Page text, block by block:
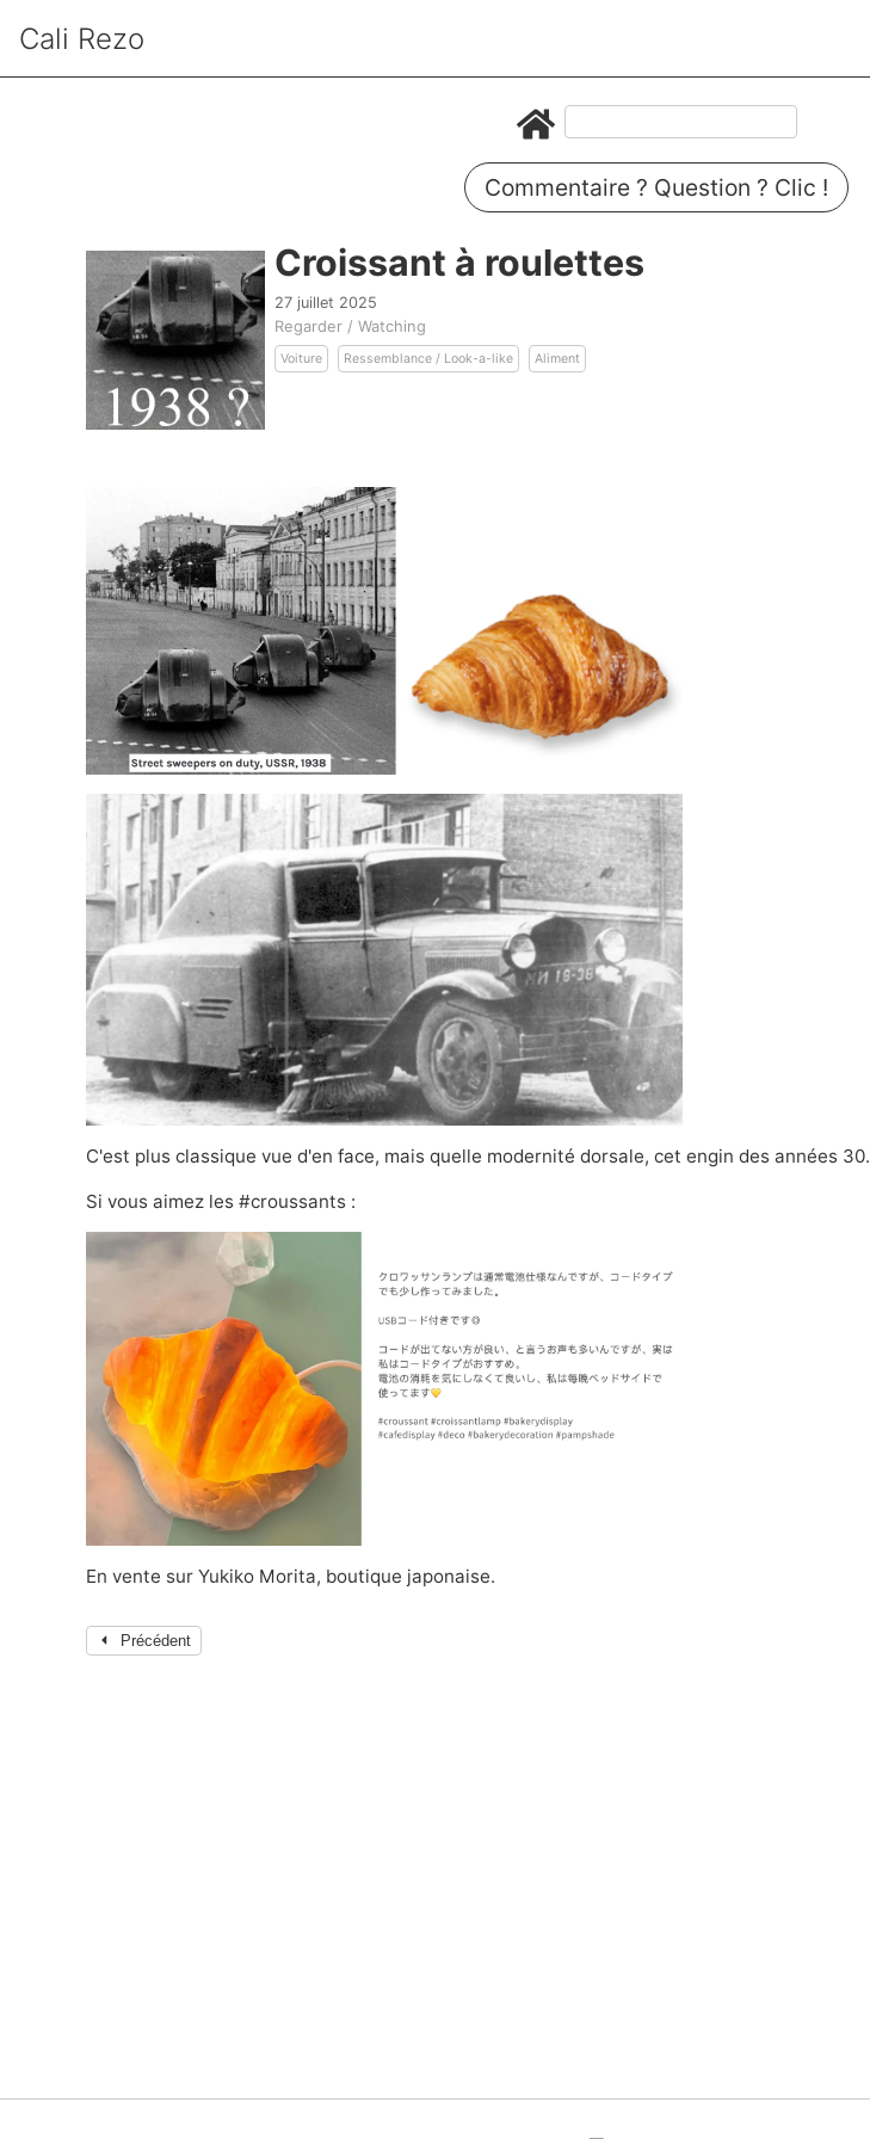
Cali Rezo
Commentaire ? Question ? Clic !
Croissant à roulettes
27 juillet 2025
Regarder / Watching
Voiture Ressemblance / Look-a-like Aliment
C'est plus classique vue d'en face, mais quelle modernité dorsale, cet engin des années 30.
Si vous aimez les #croussants :
En vente sur Yukiko Morita, boutique japonaise.
Précédent